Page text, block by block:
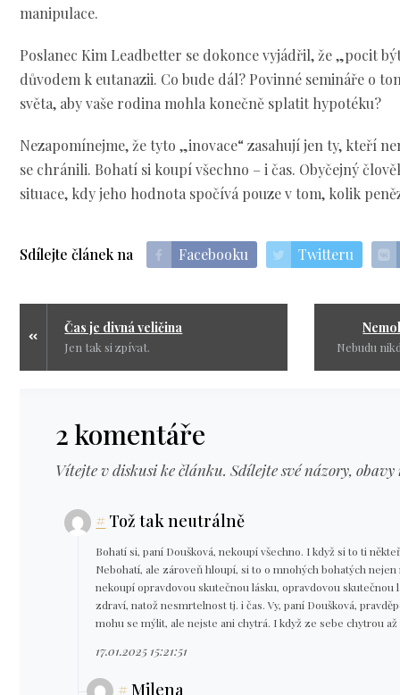
manipulace.
Poslanec Kim Leadbetter se dokonce vyjádřil, že „pocit
důvodem k eutanazii. Co bude dál? Povinné semináře o
světa, aby vaše rodina mohla konečně splatit hypotéku?
Nezapomínejme, že tyto „inovace“ zasahují jen ty, kteří
se chránili. Bohatí si koupí všechno – i čas. Obyčejný
situace, kdy jeho hodnota spočívá pouze v tom, kolik
Sdílejte článek na Facebooku Twitteru
Čas je divná veličina
Jen tak si zpívat.
2 komentáře
Vítejte v diskusi ke článku. Sdílejte své názory,
# Tož tak neutrálně
Bohatí si, paní Doušková, nekoupí všechno. I když si to ti
Nebohatí, ale zároveň hloupí, si to o mnohých bohatých
nekoupí opravdovou skutečnou lásku, opravdovou skutečnou
zdraví, natož nesmrtelnost tj. i čas. Vy, paní Doušková,
mohu se mýlit, ale nejste ani chytrá. I když ze sebe chytrou až
17.01.2025 15:21:51
#Milena